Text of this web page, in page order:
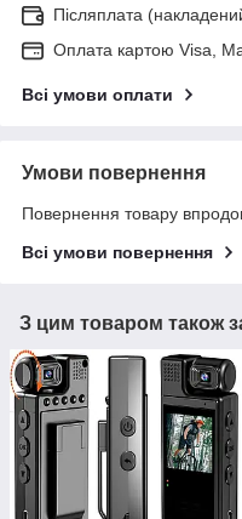
Післяплата
Оплата картою Visa,
Всі умови оплати
Умови повернення
Повернення товару
Всі умови повернення
З цим товаром також